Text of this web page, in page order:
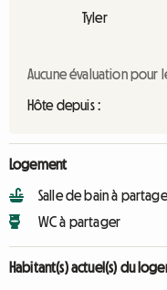
Tyler
Aucune évaluation pour
Hôte depuis :
Logement
Salle de bain à
WC à partager
Habitant(s) actuel(s) du